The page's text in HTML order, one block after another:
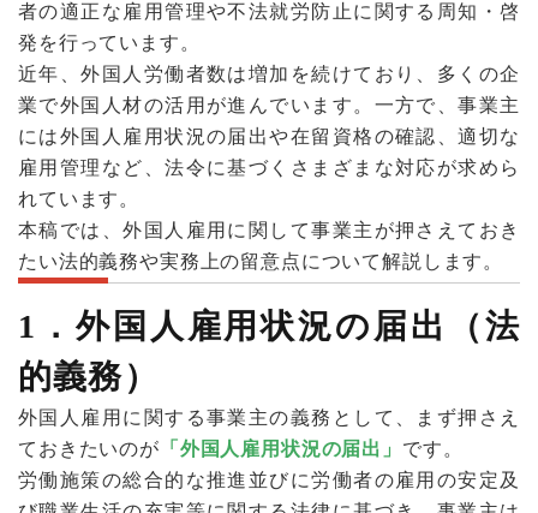
者の適正な雇用管理や不法就労防止に関する周知・啓
発を行っています。
近年、外国人労働者数は増加を続けており、多くの企
業で外国人材の活用が進んでいます。一方で、事業主
には外国人雇用状況の届出や在留資格の確認、適切な
雇用管理など、法令に基づくさまざまな対応が求めら
れています。
本稿では、外国人雇用に関して事業主が押さえておき
たい法的義務や実務上の留意点について解説します。
1 ．外国人雇用状況の届出（法
的義務）
外国人雇用に関する事業主の義務として、まず押さえ
ておきたいのが 「外国人雇用状況の届出」 です。
労働施策の総合的な推進並びに労働者の雇用の安定及